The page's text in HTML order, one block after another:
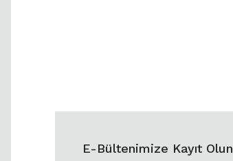
E-Bültenimize Kayıt Olun